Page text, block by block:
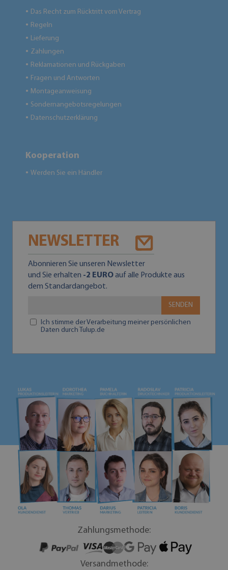
● Das Recht zum Rücktritt vom Vertrag
● Regeln
● Lieferung
● Zahlungen
● Reklamationen und Rückgaben
● Fragen und Antworten
● Montageanweisung
● Sondernangebotsregelungen
● Datenschutzerklärung
Kooperation
● Werden Sie ein Händler
NEWSLETTER
Abonnieren Sie unseren Newsletter
und Sie erhalten -2 EUROauf alle Produkte aus
dem Standardangebot.
SENDEN
Ich stimme der Verarbeitung meiner persönlichen
Daten durch Tulup.de
Zahlungsmethode:
Versandmethode: